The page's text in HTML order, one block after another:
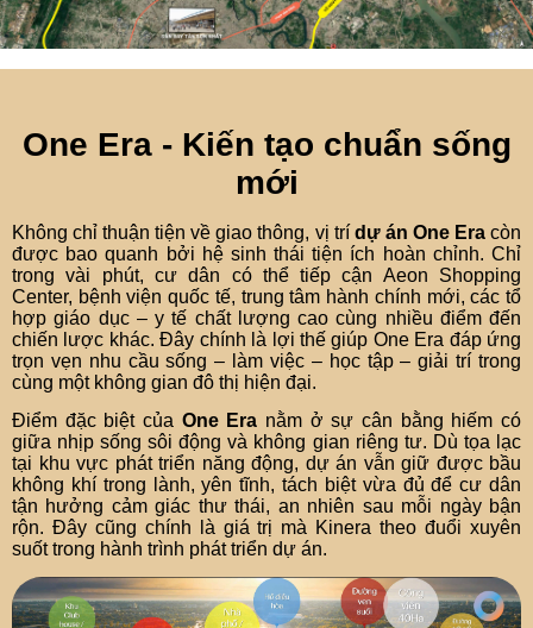
One Era - Kiến tạo chuẩn sống
mới
Không chỉ thuận tiện về giao thông, vị trí dự án One Eracòn
được bao quanh bởi hệ sinh thái tiện ích hoàn chỉnh. Chỉ
trong vài phút, cư dân có thể tiếp cận Aeon Shopping
Center, bệnh viện quốc tế, trung tâm hành chính mới, các tổ
hợp giáo dục – y tế chất lượng cao cùng nhiều điểm đến
chiến lược khác. Đây chính là lợi thế giúp One Era đáp ứng
trọn vẹn nhu cầu sống – làm việc – học tập – giải trí trong
cùng một không gian đô thị hiện đại.
Điểm đặc biệt của One Era nằm ở sự cân bằng hiếm có
giữa nhịp sống sôi động và không gian riêng tư. Dù tọa lạc
tại khu vực phát triển năng động, dự án vẫn giữ được bầu
không khí trong lành, yên tĩnh, tách biệt vừa đủ để cư dân
tận hưởng cảm giác thư thái, an nhiên sau mỗi ngày bận
rộn. Đây cũng chính là giá trị mà Kinera theo đuổi xuyên
suốt trong hành trình phát triển dự án.